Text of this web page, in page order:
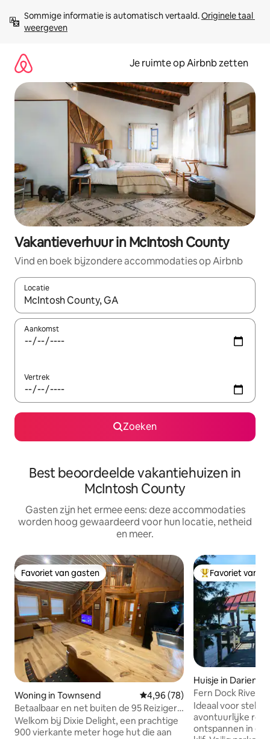
direct
naar
Sommige informatie is automatisch vertaald. Originele taal
weergeven
Je ruimte op Airbnb zetten
Vakantieverhuur in McIntosh County
Vind en boek bijzondere accommodaties op Airbnb
Locatie
Wanneer er suggesties beschikbaar zijn, maak je een keuze
Aankomst
Vertrek
Zoeken
Best beoordeelde vakantiehuizen in
McIntosh County
Gasten zijn het ermee eens: deze accommodaties
worden hoog gewaardeerd voor hun locatie, netheid
en meer.
Favoriet van gasten
Favoriet van gasten
Woning in Townsend Gemiddelde beoordeling van
4,96 (78)
Betaalbaar en net buiten de 95 Reizigers
Welkom!
Welkom bij Dixie Delight, een prachtige
900 vierkante meter hoge hut die aan
Topfavoriet van
Favoriet van
Huisje in Darien
Fern Dock River
Ideaal voor
avontuurlijke
ontspannen in